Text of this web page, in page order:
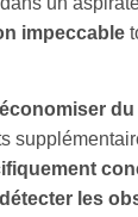
impeccable
économiser du
détecter les